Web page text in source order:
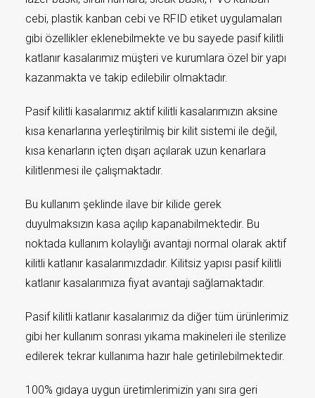
cebi, plastik kanban cebi ve RFID etiket uygulamaları
gibi özellikler eklenebilmekte ve bu sayede pasif kilitli
katlanır kasalarımız müşteri ve kurumlara özel bir yapı
kazanmakta ve takip edilebilir olmaktadır.
Pasif kilitli kasalarımız aktif kilitli kasalarımızın aksine
kısa kenarlarına yerleştirilmiş bir kilit sistemi ile değil,
kısa kenarların içten dışarı açılarak uzun kenarlara
kilitlenmesi ile çalışmaktadır.
Bu kullanım şeklinde ilave bir kilide gerek
duyulmaksızın kasa açılıp kapanabilmektedir. Bu
noktada kullanım kolaylığı avantajı normal olarak aktif
kilitli katlanır kasalarımızdadır. Kilitsiz yapısı pasif kilitli
katlanır kasalarımıza fiyat avantajı sağlamaktadır.
Pasif kilitli katlanır kasalarımız da diğer tüm ürünlerimiz
gibi her kullanım sonrası yıkama makineleri ile sterilize
edilerek tekrar kullanıma hazır hale getirilebilmektedir.
100% gıdaya uygun üretimlerimizin yanı sıra geri